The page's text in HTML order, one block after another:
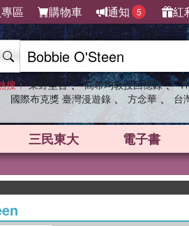
區 購物車 通知 5 紅
搜： 東野圭吾 、 高希均教授回憶錄 、
國際布克獎 臺灣漫遊錄 、 方念華 、 台
三民東大 電子書